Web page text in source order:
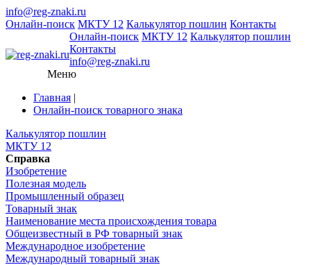
info@reg-znaki.ru
Онлайн-поиск МКТУ 12 Калькулятор пошлин Контакты
Онлайн-поиск МКТУ 12 Калькулятор пошлин
Контакты
info@reg-znaki.ru
Меню
Главная |
Онлайн-поиск товарного знака
Калькулятор пошлин
МКТУ 12
Справка
Изобретение
Полезная модель
Промышленный образец
Товарный знак
Наименование места происхождения товара
Общеизвестный в РФ товарный знак
Международное изобретение
Международный товарный знак